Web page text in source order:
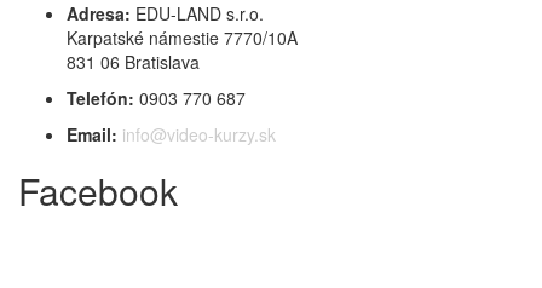
Adresa: EDU-LAND s.r.o.
Karpatské námestie 7770/10A
831 06 Bratislava
Telefón: 0903 770 687
Email: info@video-kurzy.sk
Facebook